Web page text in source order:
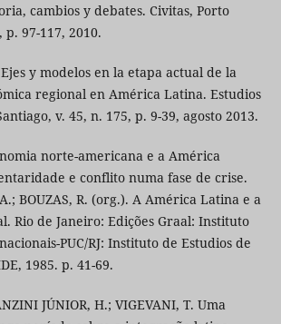
cambios y debates. Civitas, Porto
97-117, 2010.
Ejes y modelos en la etapa actual de la
regional en América Latina. Estudios
v. 45, n. 175, p. 9-39, agosto 2013.
norte-americana e a América
e conflito numa fase de crise.
BOUZAS, R. (org.). A América Latina e a
Rio de Janeiro: Edições Graal: Instituto
PUC/RJ: Instituto de Estudios de
1985. p. 41-69.
JÚNIOR, H.; VIGEVANI, T. Uma